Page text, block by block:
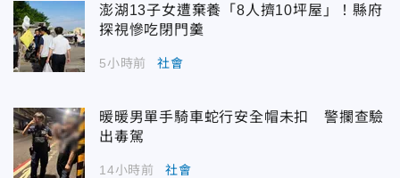
澎湖13子女遭棄養「8人擠10坪屋」！縣府
探視慘吃閉門羹
5小時前 社會
暖暖男單手騎車蛇行安全帽未扣 警攔查驗
出毒駕
14小時前 社會